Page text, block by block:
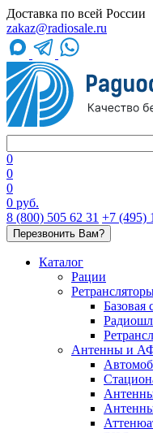
Доставка по всей России
zakaz@radiosale.ru
0
0
0
0 руб.
8 (800) 505 62 31 +7 (495)
Перезвонить Вам?
Каталог
Рации
Базовая
Антенны и